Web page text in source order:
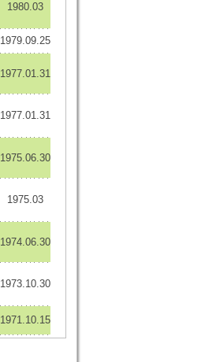
1980.03
1979.09.25
1977.01.31
1977.01.31
1975.06.30
1975.03
1974.06.30
1973.10.30
1971.10.15